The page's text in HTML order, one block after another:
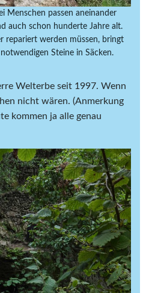
Menschen passen aneinander
auch schon hunderte Jahre alt.
repariert werden müssen, bringt
Steine in Säcken.
Welterbe seit 1997. Wenn
nicht wären. (Anmerkung
kommen ja alle genau